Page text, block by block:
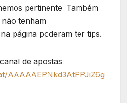
pertinente. Também
tenham
página poderam ter tips.
de apostas:
AAAAAEPNkd3AtPPJiZ6g